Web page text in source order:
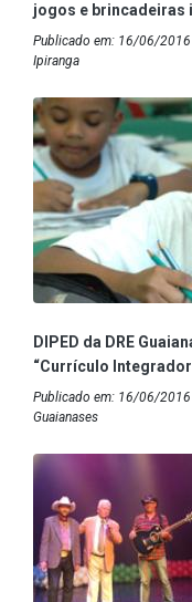
jogos e brincadeiras
Publicado em: 16/06/2016
Ipiranga
DIPED da DRE
“Currículo
Publicado em: 16/06/2016
Guaianases